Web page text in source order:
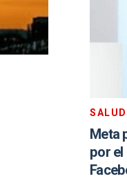
Meta
por